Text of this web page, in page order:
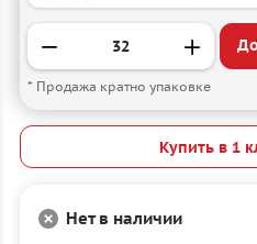
* Продажа кратно упаковке
Купить в 1
Нет в наличии